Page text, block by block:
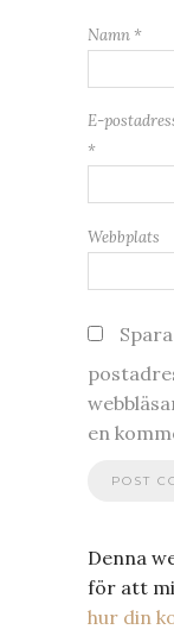
Namn *
E-
*
Webbplats
en
Denna
för att
hur din